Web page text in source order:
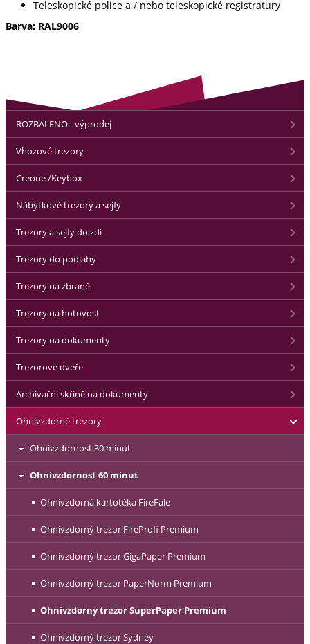
Teleskopické police a / nebo teleskopické registratury
Barva: RAL9006
ROZBALENO - výprodej
Vhozové trezory
Creone /Keybox
Nábytkové trezory a sejfy
Trezory a sejfy do zdi
Trezory do podlahy
Trezory na zbraně
Trezory na hotovost
Trezory na dokumenty
Trezorové dveře
Archivační skříně na dokumenty
Ohnivzdorné trezory
Ohnivzdornost 30 minut
Ohnivzdornost 60 minut
Ohnivzdorná kartotéka FireFale
Ohnivzdorný trezor FireProfi Premium
Ohnivzdorný trezor GigaPaper Premium
Ohnivzdorný trezor PaperNorm Premium
Ohnivzdorný trezor SuperPaper Premium
Ohnivzdorný trezor Sydney